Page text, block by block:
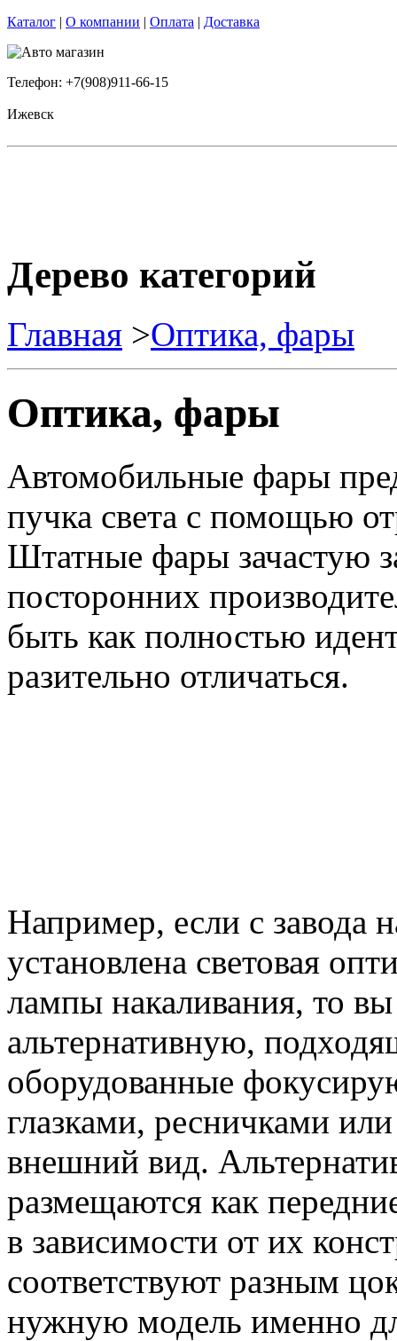
Каталог | О компании | Оплата | Доставка
Телефон: +7(908)911-66-15
Ижевск
Дерево категорий
Главная >Оптика, фары
Оптика, фары
Автомобильные фары
пучка света с помощью
Штатные фары зачастую
посторонних
быть как полностью
разительно
Например, если с завода
установлена световая
лампы накаливания, то
альтернативную,
оборудованные
глазками, ресничками
внешний вид.
размещаются как
в зависимости от их
соответствуют разным
нужную модель именно